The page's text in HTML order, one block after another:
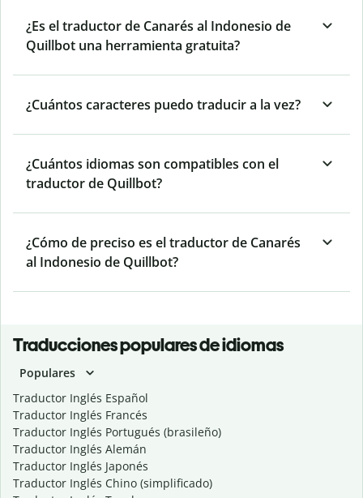
¿Es el traductor de Canarés al Indonesio de
Quillbot una herramienta gratuita?
¿Cuántos caracteres puedo traducir a la vez?
¿Cuántos idiomas son compatibles con el
traductor de Quillbot?
¿Cómo de preciso es el traductor de Canarés
al Indonesio de Quillbot?
Traducciones populares de idiomas
Populares
Traductor Inglés Español
Traductor Inglés Francés
Traductor Inglés Portugués (brasileño)
Traductor Inglés Alemán
Traductor Inglés Japonés
Traductor Inglés Chino (simplificado)